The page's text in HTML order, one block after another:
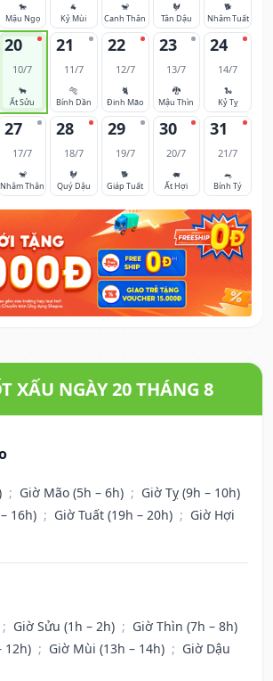
🐎
Mậu Ngọ
🐐
Kỷ Mùi
🐒
Canh Thân
🐓
Tân Dậu
🐕
Nhâm Tuất
20
10/7
🐂
Ất Sửu
21
11/7
🐅
Bính Dần
22
12/7
🐈
Đinh Mão
23
13/7
🐉
Mậu Thìn
24
14/7
🐍
Kỷ Tỵ
27
17/7
🐒
Nhâm Thân
28
18/7
🐓
Quý Dậu
29
19/7
🐕
Giáp Tuất
30
20/7
🐖
Ất Hợi
31
21/7
🐀
Bính Tý
XẤU NGÀY 20 THÁNG 8
; Giờ Mão (5h – 6h) ; Giờ Tỵ (9h – 10h)
16h) ; Giờ Tuất (19h – 20h) ; Giờ Hợi
; Giờ Sửu (1h – 2h) ; Giờ Thìn (7h – 8h)
12h) ; Giờ Mùi (13h – 14h) ; Giờ Dậu